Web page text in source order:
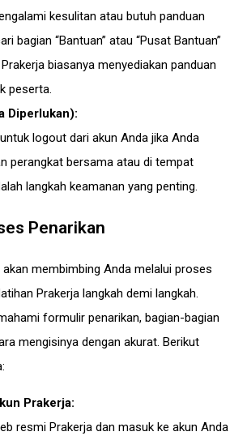
kesulitan atau butuh panduan
bagian “Bantuan” atau “Pusat Bantuan”
biasanya menyediakan panduan
peserta.
Diperlukan):
logout dari akun Anda jika Anda
perangkat bersama atau di tempat
langkah keamanan yang penting.
Penarikan
membimbing Anda melalui proses
Prakerja langkah demi langkah.
formulir penarikan, bagian-bagian
mengisinya dengan akurat. Berikut
Prakerja:
resmi Prakerja dan masuk ke akun Anda